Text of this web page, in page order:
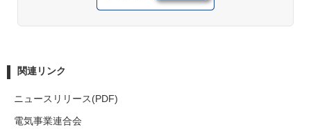
関連リンク
ニュースリリース(PDF)
電気事業連合会